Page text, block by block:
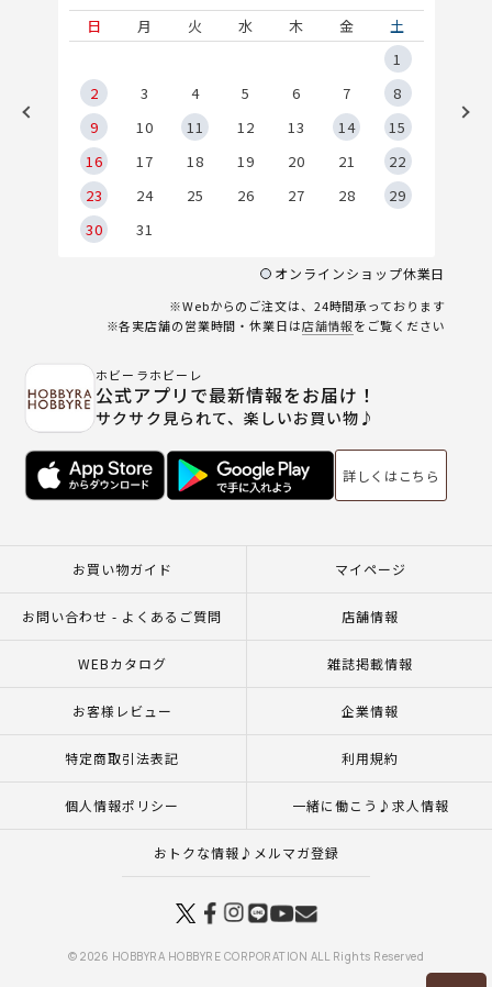
日
月 火 水 木 金
土
1
2
3 4 5 6 7
8
9
10 11 12 13 14
15
16
17 18 19 20 21
22
23
24 25 26 27 28
29
30
31
オンラインショップ休業日
※Webからのご注文は、24時間承っております
※各実店舗の営業時間・休業日は店舗情報をご覧ください
ホビーラホビーレ
公式アプリで最新情報をお届け！
サクサク見られて、楽しいお買い物♪
詳しくはこちら
お買い物ガイド マイページ
お問い合わせ - よくあるご質問 店舗情報
WEBカタログ 雑誌掲載情報
お客様レビュー 企業情報
特定商取引法表記 利用規約
個人情報ポリシー 一緒に働こう♪求人情報
おトクな情報♪メルマガ登録
© 2026 HOBBYRA HOBBYRE CORPORATION ALL Rights Reserved